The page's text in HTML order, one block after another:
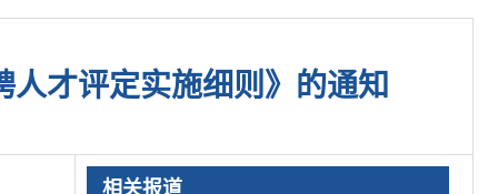
才评定实施细则》的通知
相关报道